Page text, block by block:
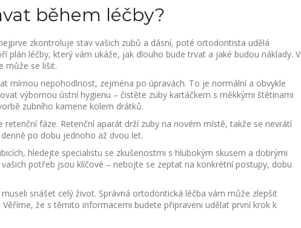
během léčby?
zkontroluje stav vašich zubů a dásní, poté ortodontista udělá
plán léčby, který vám ukáže, jak dlouho bude trvat a jaké budou náklady. V
může se lišit.
mírnou nepohodlnost, zejména po úpravách. To je normální a obvykle
výbornou ústní hygienu – čistěte zuby kartáčkem s měkkými štětinami
zubního kamene kolem drátků.
retenční fáze. Retenční aparát drží zuby na novém místě, takže se nevrátí
po dobu jednoho až dvou let.
hledejte specialistu se zkušenostmi s hlubokým skusem a dobrými
potřeb jsou klíčové – nebojte se zeptat na konkrétní postupy, dobu
snášet celý život. Správná ortodontická léčba vám může zlepšit
že s těmito informacemi budete připraveni udělat první krok k